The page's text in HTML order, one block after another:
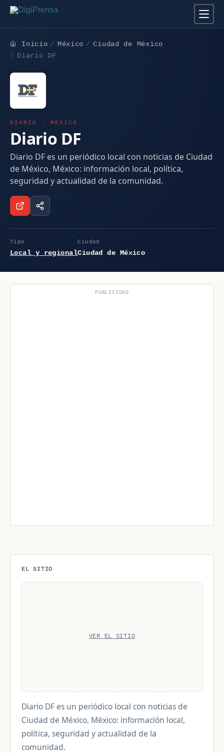
Inicio México
Ciudad de México
Diario DF
DIARIO · MÉXICO
Diario DF
Diario DF es un periódico local con noticias de Ciudad
de México, México: información local, política,
seguridad y actualidad de la comunidad.
Tipo
Local y regional
Ciudad
Ciudad de México
PUBLICIDAD
EL SITIO
VER EL SITIO
Diario DF es un periódico local con noticias de
Ciudad de México, México: información local,
política, seguridad y actualidad de la
comunidad.